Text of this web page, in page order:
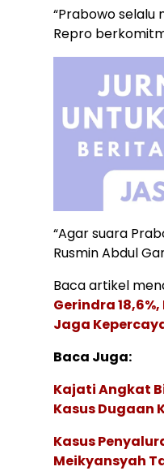
“Prabowo selalu
Repro
“Agar suara
Rusmin Abdul
Baca artikel
Gerindra
Jaga
Baca Juga:
Kajati Angkat
Kasus Dugaan
Kasus
Meikyansyah